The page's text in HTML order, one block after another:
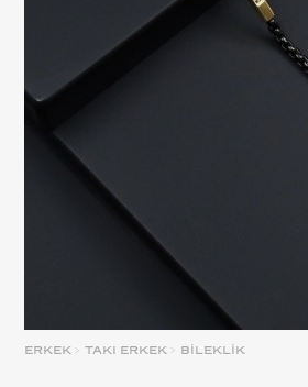
ERKEK > TAKI ERKEK > BİLEKLİK